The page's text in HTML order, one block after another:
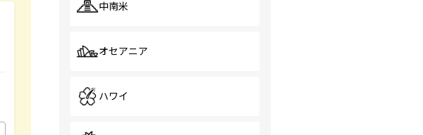
中南米
オセアニア
ハワイ